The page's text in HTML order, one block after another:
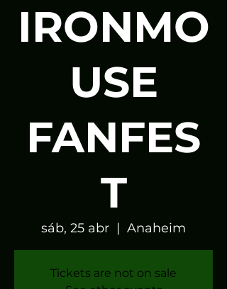
IRONMO
USE
FANFES
T
sáb, 25 abr
  |
Anaheim
Tickets are not on sale